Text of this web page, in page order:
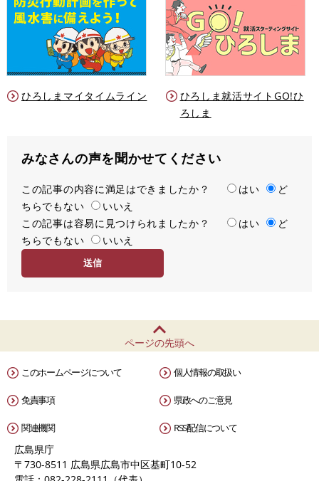
ひろしまマイタイムライン
ひろしま就活サイトGO!ひ
ろしま
みなさんの声を聞かせてください
満
足
度
この記事の内容に満足はできましたか？ はい
ど
ちらでもない
いいえ
容
易
この記事は容易に見つけられましたか？ はい
ど
ちらでもない
いいえ
ページの先頭へ
このホームページについて 個人情報の取扱い
免責事項 県政へのご意見
関連機関 RSS配信について
広島県庁
〒730-8511 広島県広島市中区基町10-52